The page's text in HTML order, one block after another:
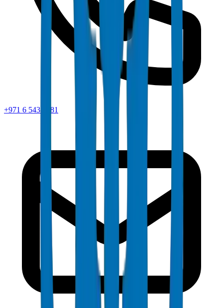
+971 6 543 6781